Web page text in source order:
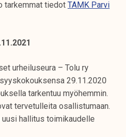
tarkemmat tiedot TAMK Parvi
urheiluseura – Tolu ry
29.11.2020
tarkentuu myöhemmin.
tervetulleita osallistumaan.
hallitus toimikaudelle